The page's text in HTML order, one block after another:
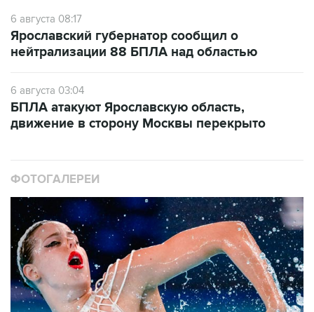
6 августа 08:17
Ярославский губернатор сообщил о
нейтрализации 88 БПЛА над областью
6 августа 03:04
БПЛА атакуют Ярославскую область,
движение в сторону Москвы перекрыто
ФОТОГАЛЕРЕИ